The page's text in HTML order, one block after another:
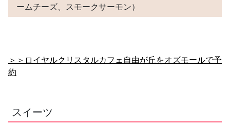
ームチーズ、スモークサーモン）
＞＞ロイヤルクリスタルカフェ自由が丘をオズモールで予
約
スイーツ